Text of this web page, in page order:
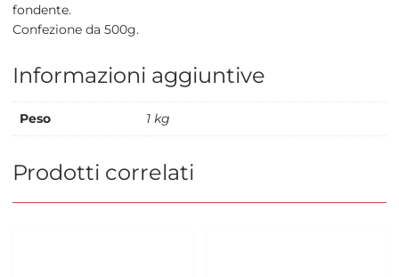
fondente.
Confezione da 500g.
Informazioni aggiuntive
Peso 1 kg
Prodotti correlati